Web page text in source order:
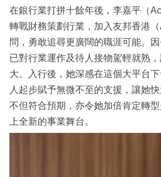
生
活
時
事
專
欄
在銀行業打拼十餘年後，李嘉平（
轉戰財務策劃行業，加入友邦香港
問，勇敢追尋更廣闊的職涯可能。
已對行業運作及待人接物駕輕就熟
大。入行後，她深感在這個大平台
人起步賦予無微不至的支援，讓她
不但符合預期，亦令她加倍肯定轉
上全新的事業舞台。